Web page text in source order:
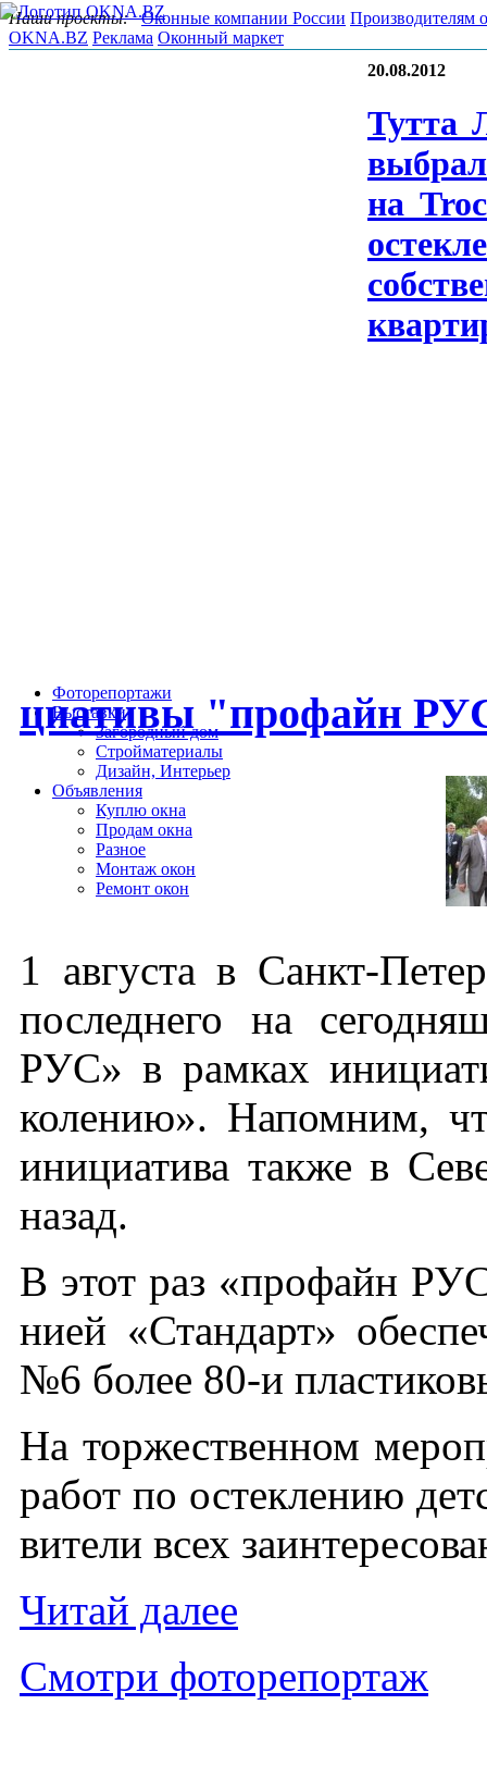
Наши проекты:Оконные компании России Производителям
OKNA.BZ Реклама Оконный маркет
20.08.2012
Тут­та
на
Фоторепортажи
Выставки
Загородный дом
Стройматериалы
Дизайн, Интерьер
Объявления
Куплю окна
Продам окна
Разное
Монтаж окон
Ремонт окон
ци­ати­вы "про­файн
1 ав­густа в Санкт-
пос­ледне­го на
РУС» в рам­ках
коле­нию». На­пом­ним,
ини­ци­ати­ва так­же в
на­зад.
В этот раз «про­файн
ни­ей «Стан­дарт»
№6 бо­лее 80-и
На тор­жест­вен­ном
ра­бот по ос­текле­нию
вите­ли всех
Чи­тай да­лее
Смот­ри фо­торе­пор­таж